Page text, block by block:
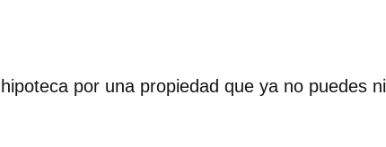
por una propiedad que ya no puedes ni